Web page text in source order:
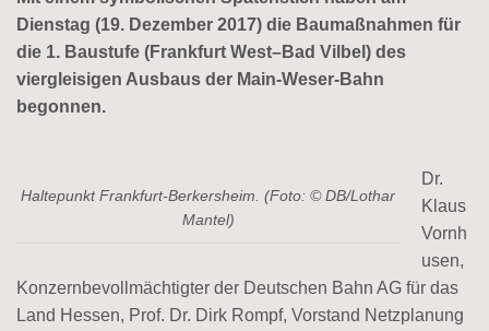
Dienstag (19. Dezember 2017) die Baumaßnahmen für
die 1. Baustufe (Frankfurt West–Bad Vilbel) des
viergleisigen Ausbaus der Main-Weser-Bahn
begonnen.
Haltepunkt Frankfurt-Berkersheim. (Foto: © DB/Lothar
Mantel)
Dr.
Klaus
Vornh
usen,
Konzernbevollmächtigter der Deutschen Bahn AG für das
Land Hessen, Prof. Dr. Dirk Rompf, Vorstand Netzplanung